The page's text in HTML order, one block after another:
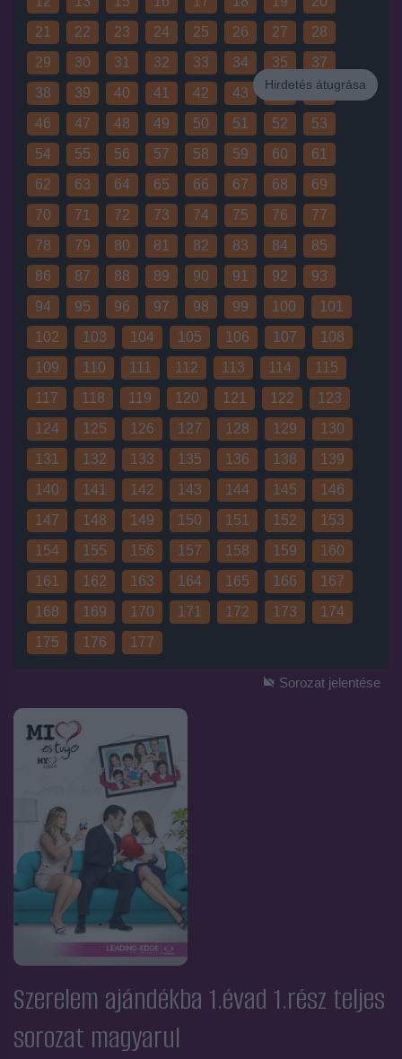
Hirdetés
Hirdetés átugrása
21
22 23 24 25 26 27
28
29
30 31 32 33 34 35
37
38
39 40 41 42 43 44
45
46
47 48 49 50 51 52
53
54
55 56 57 58 59 60
61
62
63 64 65 66 67 68
69
70
71 72 73 74 75 76
77
78
79 80 81 82 83 84
85
86
87 88 89 90 91 92
93
94
95 96 97 98 99 100
101
102
103 104 105 106 107
108
109
110 111 112 113 114
115
117
118 119 120 121 122
123
124
125 126 127 128 129
130
131
132 133 135 136 138
139
140
141 142 143 144 145
146
147
148 149 150 151 152
153
154
155 156 157 158 159
160
161
162 163 164 165 166
167
168
169 170 171 172 173
174
175
176 177
Sorozat jelentése
Szerelem ajándékba 1.évad 1.rész teljes
sorozat magyarul